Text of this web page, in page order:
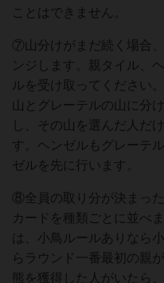
ことはできません。
⑦山分けがまだ続く場合
ンジします。親タイル、
ルを受け取ってください
山とグレーテルの山に分
し、その山を選んだ人だ
す。ヘンゼルもグレーテ
ゼルを先に行います。
⑧全員の取り分が決まっ
カードを種類ごとに並べ
は、小鳥ルールありなら
らラウンド一番最初の親
熊を獲得した人がいたら